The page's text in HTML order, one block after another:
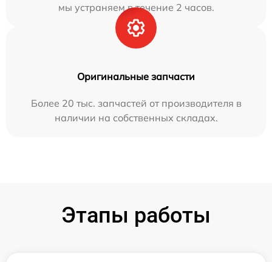
мы устраняем в течение 2 часов.
Оригинальные запчасти
Более 20 тыс. запчастей от производителя в
наличии на собственных складах.
Этапы работы